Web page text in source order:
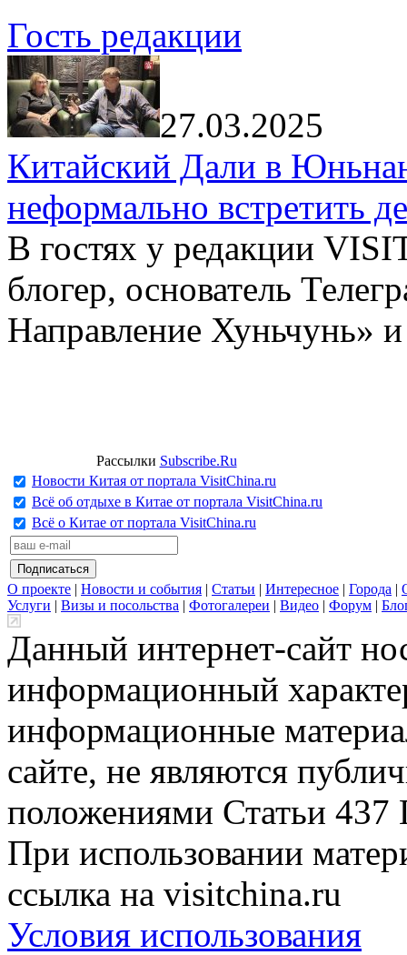
Гость редакции
27.03.2025
Китайский Дали в
неформально встретить
В гостях у редакции
блогер, основатель
Направление Хуньчунь»
Рассылки Subscribe.Ru
Новости Китая от портала VisitChina.ru
Всё об отдыхе в Китае от портала VisitChina.ru
Всё о Китае от портала VisitChina.ru
О проекте | Новости и события | Статьи | Интересное | Города |
Услуги | Визы и посольства | Фотогалереи | Видео | Форум |
Данный интернет-сайт
информационный
информационные
сайте, не являются
положениями Статьи 437
При использовании
ссылка на visitchina.ru
Условия использования